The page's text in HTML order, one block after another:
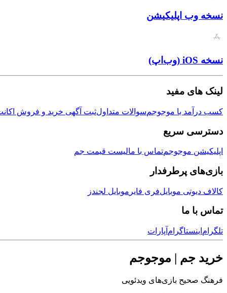
نسخه وب اپلیکیشن
نسخه iOS (وب‌اپ)
لینک های مفید
کسب درآمد با موجوجمسوالات متداولثبت آگهی خرید و فروش
دسترسی سریع
اپلیکیشن موجوجمتماس با مالیست قیمت جم
بازی‌های پرطرفدار
کالاف دیوتی موبایلفری فایر موبایل لجندز
تماس با ما
تلگرام اینستاگرام آپارات
خرید جم | موجوجم
فرهنگ صحیح بازی‌های ویدئویی